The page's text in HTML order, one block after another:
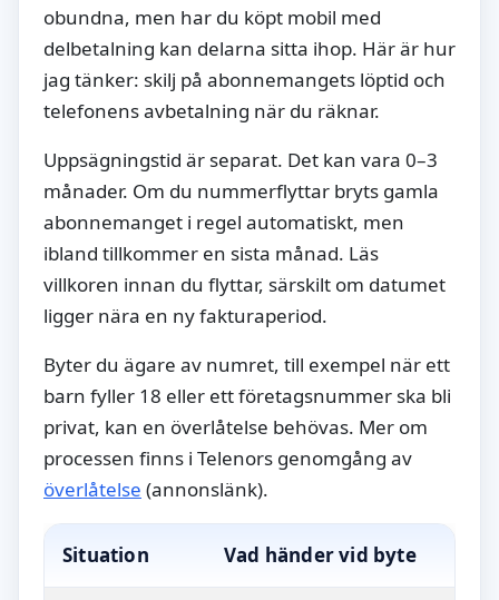
obundna, men har du köpt mobil med
delbetalning kan delarna sitta ihop. Här är hur
jag tänker: skilj på abonnemangets löptid och
telefonens avbetalning när du räknar.
Uppsägningstid är separat. Det kan vara 0–3
månader. Om du nummerflyttar bryts gamla
abonnemanget i regel automatiskt, men
ibland tillkommer en sista månad. Läs
villkoren innan du flyttar, särskilt om datumet
ligger nära en ny fakturaperiod.
Byter du ägare av numret, till exempel när ett
barn fyller 18 eller ett företagsnummer ska bli
privat, kan en överlåtelse behövas. Mer om
processen finns i Telenors genomgång av
överlåtelse (annonslänk).
Situation Vad händer vid byte